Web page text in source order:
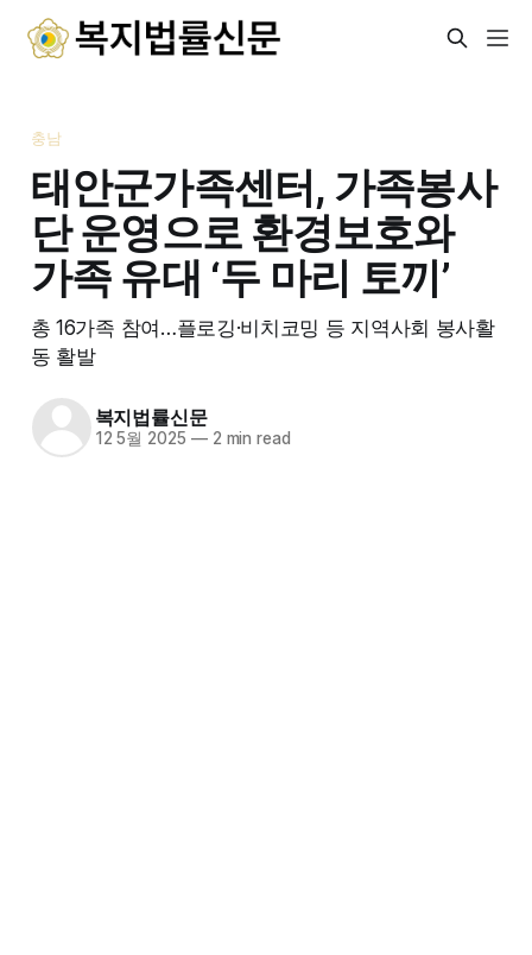
충남
태안군가족센터, 가족봉사
단 운영으로 환경보호와
가족 유대 ‘두 마리 토끼’
총 16가족 참여…플로깅·비치코밍 등 지역사회 봉사활
동 활발
복지법률신문
12 5월 2025 —2 min read